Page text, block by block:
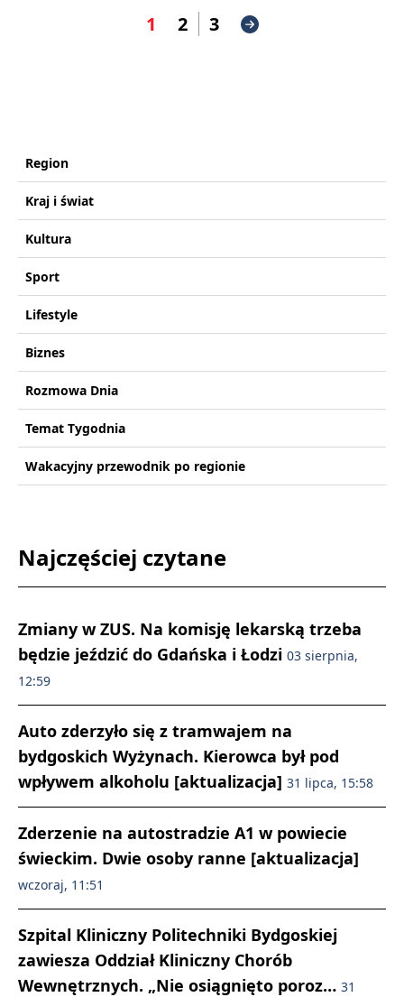
1 2 3
Region
Kraj i świat
Kultura
Sport
Lifestyle
Biznes
Rozmowa Dnia
Temat Tygodnia
Wakacyjny przewodnik po regionie
Najczęściej czytane
Zmiany w ZUS. Na komisję lekarską trzeba
będzie jeździć do Gdańska i Łodzi 03 sierpnia,
12:59
Auto zderzyło się z tramwajem na
bydgoskich Wyżynach. Kierowca był pod
wpływem alkoholu [aktualizacja] 31 lipca, 15:58
Zderzenie na autostradzie A1 w powiecie
świeckim. Dwie osoby ranne [aktualizacja]
wczoraj, 11:51
Szpital Kliniczny Politechniki Bydgoskiej
zawiesza Oddział Kliniczny Chorób
Wewnętrznych. „Nie osiągnięto poroz… 31